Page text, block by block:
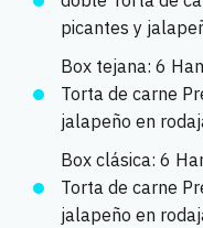
picantes y
Box tejana: 6
Torta de carne
jalapeño en
Box clásica: 6
Torta de carne
jalapeño en